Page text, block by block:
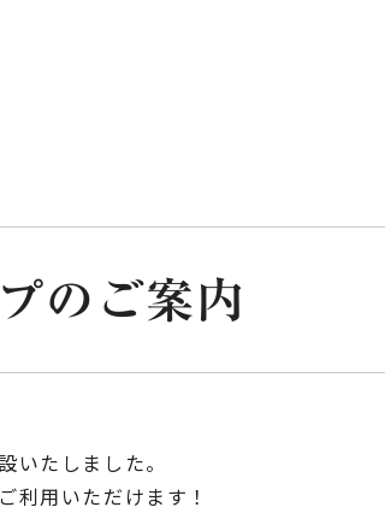
のご案内
いたしました。
利用いただけます！